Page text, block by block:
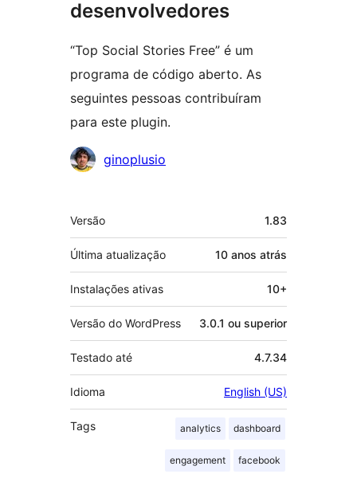
desenvolvedores
“Top Social Stories Free” é um
programa de código aberto. As
seguintes pessoas contribuíram
para este plugin.
Colaboradores
ginoplusio
Meta
Versão 1.83
Última atualização 10 anos atrás
Instalações ativas 10+
Versão do WordPress 3.0.1 ou superior
Testado até 4.7.34
Idioma English (US)
Tags analytics dashboard
engagement facebook